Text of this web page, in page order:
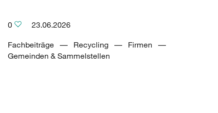
0 23.06.2026
Fachbeiträge –– Recycling –– Firmen ––
Gemeinden & Sammelstellen